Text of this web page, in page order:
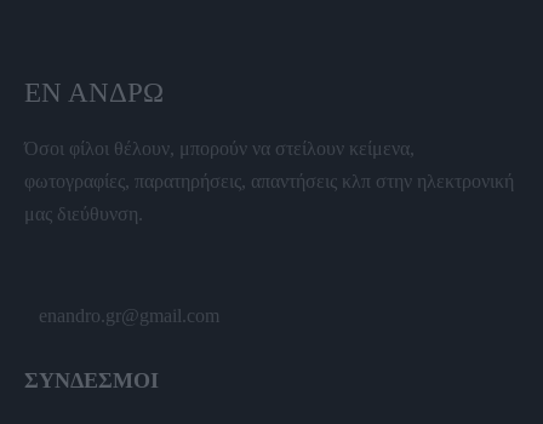
ΕΝ ΆΝΔΡΩ
Όσοι φίλοι θέλουν, μπορούν να στείλουν κείμενα,
φωτογραφίες, παρατηρήσεις, απαντήσεις κλπ στην ηλεκτρονική
μας διεύθυνση.
enandro.gr@gmail.com
ΣΥΝΔΕΣΜΟΙ